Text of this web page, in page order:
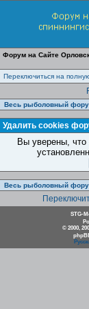
Форум на Сайте
Переключиться на
Весь рыболовный
Удалить cookies
Вы уверены, что
Весь рыболовный
STG-
© 2000,